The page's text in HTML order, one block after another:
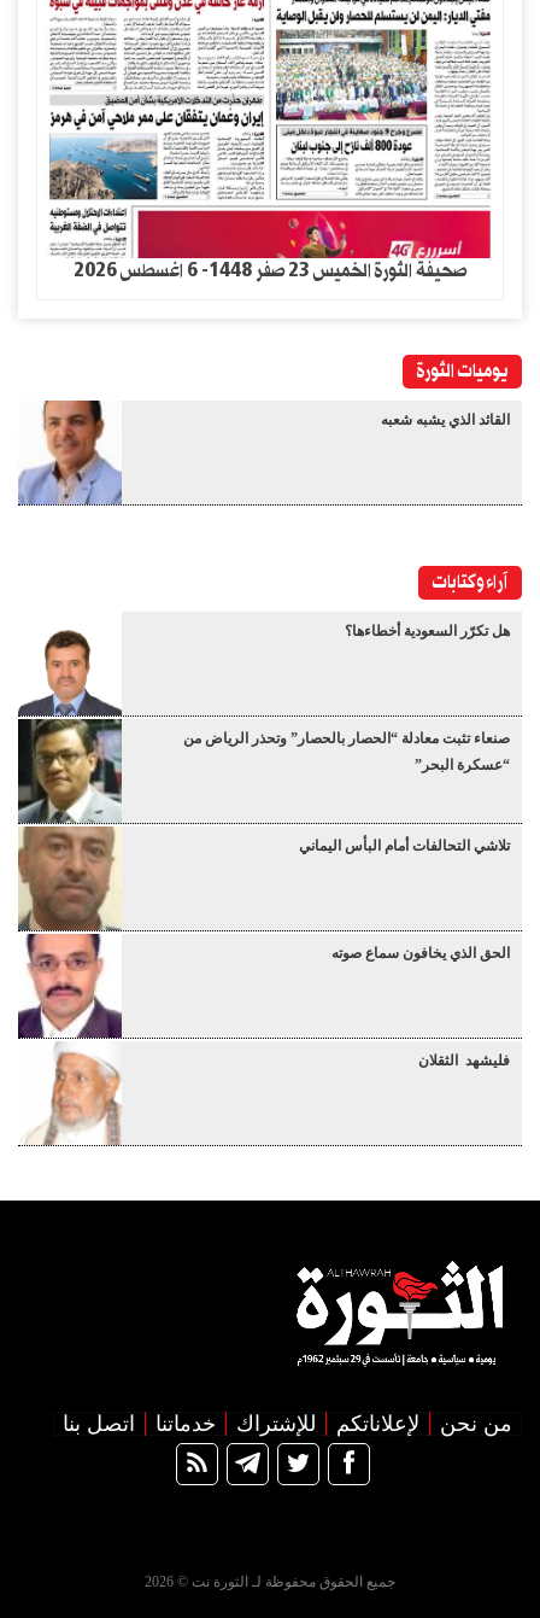
صحيفة الثورة الخميس 23 صفر 1448- 6 اغسطس 2026
يوميات الثورة
القائد الذي يشبه شعبه
آراء وكتابات
هل تكرّر السعودية أخطاءها؟
صنعاء تثبت معادلة “الحصار بالحصار” وتحذر الرياض من
“عسكرة البحر”
تلاشي التحالفات أمام البأس اليماني
الحق الذي يخافون سماع صوته
فليشهد الثقلان
من نحن لإعلاناتكم للإشتراك خدماتنا اتصل بنا
جميع الحقوق محفوظة لـ الثورة نت © 2026